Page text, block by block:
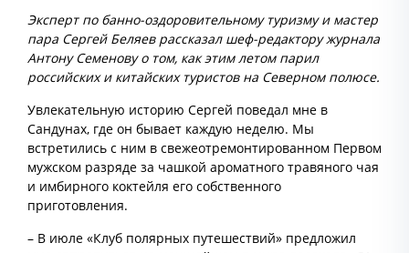
Эксперт по банно-оздоровительному туризму и мастер
пара Сергей Беляев рассказал шеф-редактору журнала
Антону Семенову о том, как этим летом парил
российских и китайских туристов на Северном полюсе.
Увлекательную историю Сергей поведал мне в
Сандунах, где он бывает каждую неделю. Мы
встретились с ним в свежеотремонтированном Первом
мужском разряде за чашкой ароматного травяного чая
и имбирного коктейля его собственного
приготовления.
– В июле «Клуб полярных путешествий» предложил